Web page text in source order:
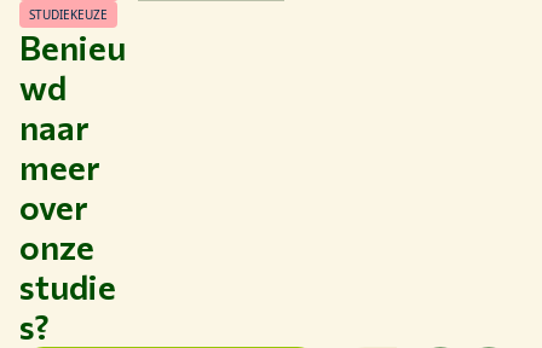
Benieu
wd
naar
meer
over
onze
studie
s?
STUDIEKEUZE